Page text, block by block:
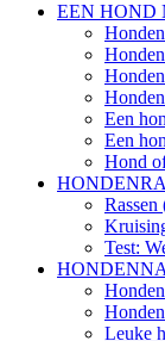
EEN HOND
Een
Een
Hond
Test:
Leuke